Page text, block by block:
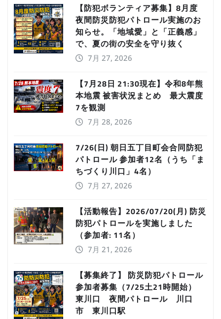
【防犯ボランティア募集】8月度
夜間防災防犯パトロール実施のお
知らせ。「地域愛」と「正義感」
で、夏の街の安全を守り抜く
7月 27, 2026
【7月28日 21:30現在】令和8年熊
本地震 被害状況まとめ 最大震度
7を観測
7月 28, 2026
7/26(日) 朝日五丁目町会合同防犯
パトロール 参加者12名（うち「ま
ちづくり川口」4名）
7月 27, 2026
【活動報告】2026/07/20(月) 防災
防犯パトロールを実施しました
（参加者: 11名）
7月 21, 2026
【募集終了】 防災防犯パトロール
参加者募集（7/25土21時開始）
東川口 夜間パトロール 川口
市 東川口駅